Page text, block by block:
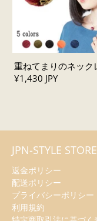
重ねてまりのネック
¥1,430 JPY
JPN-STYLE STORE
返金ポリシー
配送ポリシー
プライバシーポリシー
利用規約